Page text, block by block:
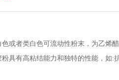
或者类白色可流动性粉末，为乙烯
具有高粘结能力和独特的性能，如: